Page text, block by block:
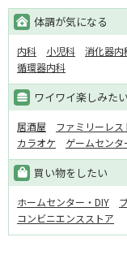
体調が気になる
内科 小児科
消化器内
循環器内科
ワイワイ楽しみたい
居酒屋
ファミリーレス
カラオケ
ゲームセンタ
買い物をしたい
ホームセンター・DIY
コンビニエンスストア